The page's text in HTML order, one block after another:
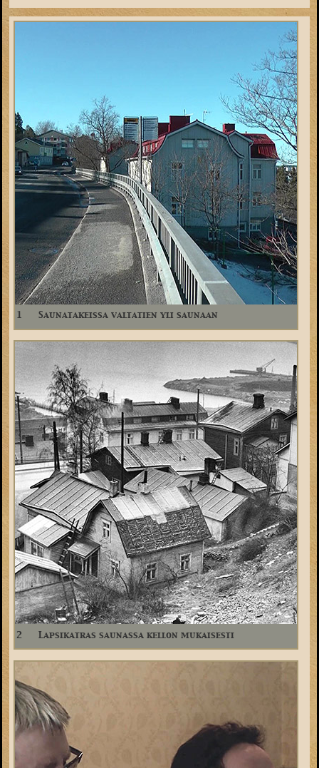
1 Saunatakeissa valtatien yli saunaan
2 Lapsikatras saunassa kellon mukaisesti